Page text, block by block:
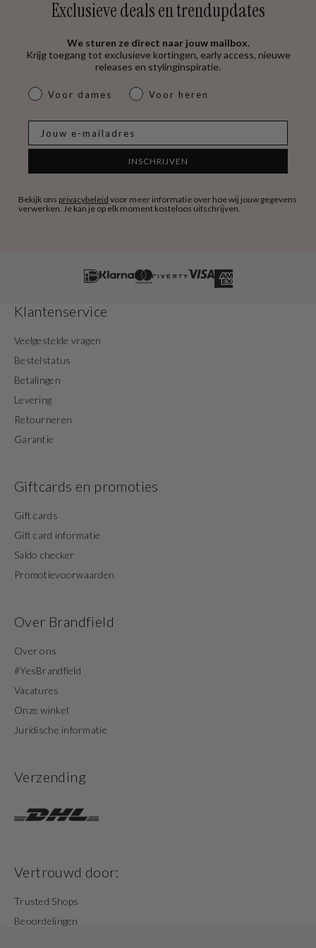
Exclusieve deals en trendupdates
We sturen ze direct naar jouw mailbox.
Krijg toegang tot exclusieve kortingen, early access, nieuwe
releases en stylinginspiratie.
dames & heren
Voor dames Voor heren
INSCHRIJVEN
Bekijk ons privacybeleid voor meer informatie over hoe wij jouw gegevens
verwerken. Je kan je op elk moment kosteloos uitschrijven.
Klantenservice
Veelgestelde vragen
Bestelstatus
Betalingen
Levering
Retourneren
Garantie
Giftcards en promoties
Gift cards
Gift card informatie
Saldo checker
Promotievoorwaarden
Over Brandfield
Over ons
#YesBrandfield
Vacatures
Onze winkel
Juridische informatie
Verzending
Vertrouwd door:
Trusted Shops
Beoordelingen